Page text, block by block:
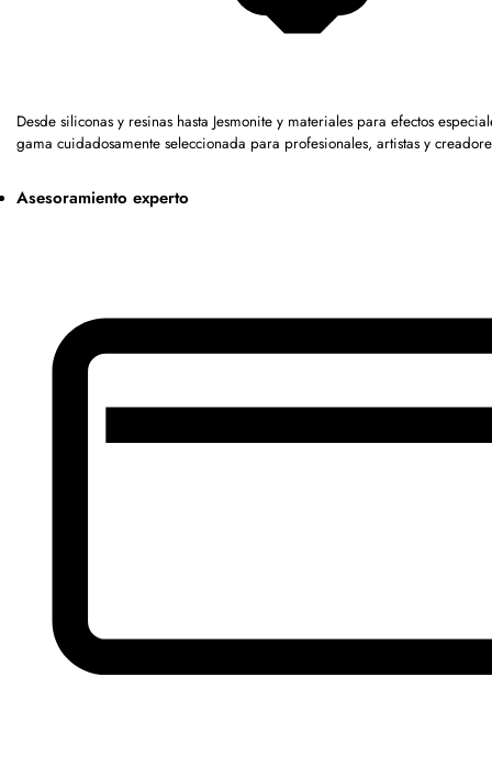
Desde siliconas y resinas hasta Jesmonite y materiales para efectos
gama cuidadosamente seleccionada para profesionales, artistas y
Asesoramiento experto